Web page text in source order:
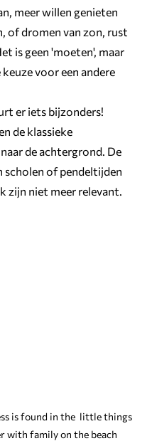
meer willen genieten
of dromen van zon, rust
is geen 'moeten', maar
voor een andere
er iets bijzonders!
de klassieke
de achtergrond. De
scholen of pendeltijden
zijn niet meer relevant.
is found in the  little things
with family on the beach